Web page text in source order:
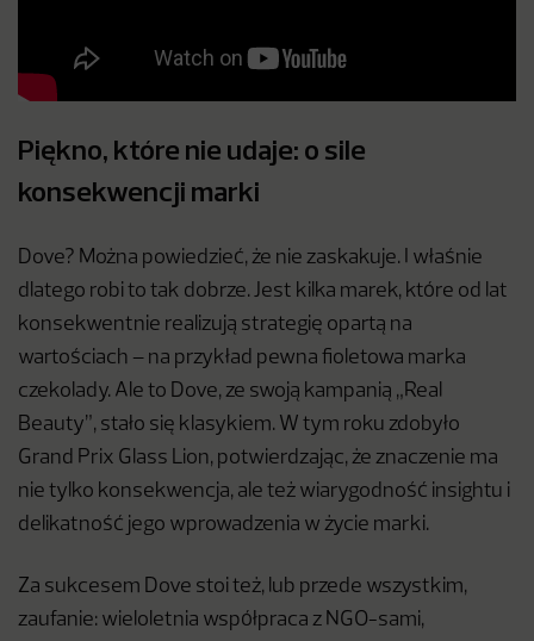
Piękno, które nie udaje: o sile
konsekwencji marki
Dove? Można powiedzieć, że nie zaskakuje. I właśnie
dlatego robi to tak dobrze. Jest kilka marek, które od lat
konsekwentnie realizują strategię opartą na
wartościach – na przykład pewna fioletowa marka
czekolady. Ale to Dove, ze swoją kampanią „Real
Beauty”, stało się klasykiem. W tym roku zdobyło
Grand Prix Glass Lion, potwierdzając, że znaczenie ma
nie tylko konsekwencja, ale też wiarygodność insightu i
delikatność jego wprowadzenia w życie marki.
Za sukcesem Dove stoi też, lub przede wszystkim,
zaufanie: wieloletnia współpraca z NGO-sami,